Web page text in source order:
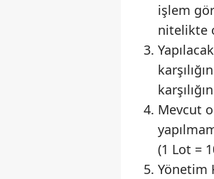
işlem
nitelikte
Mevcut
(1 Lot =
Yönetim